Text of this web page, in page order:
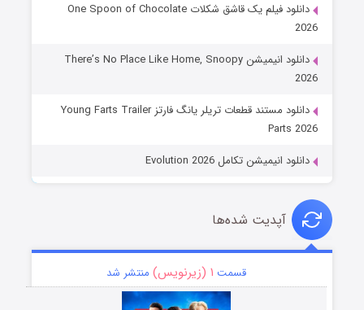
دانلود فیلم یک قاشق شکلات One Spoon of Chocolate
2026
دانلود انیمیشن There’s No Place Like Home, Snoopy
2026
دانلود مستند قطعات تریلر یانگ فارتز Young Farts Trailer
Parts 2026
دانلود انیمیشن تکامل Evolution 2026
آپدیت شده‌ها
قسمت ۱ (زیرنویس) منتشر شد